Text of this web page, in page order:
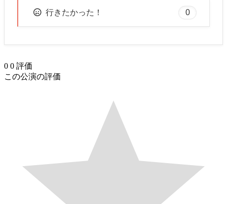
行きたかった！ 0
0 0 評価
この公演の評価